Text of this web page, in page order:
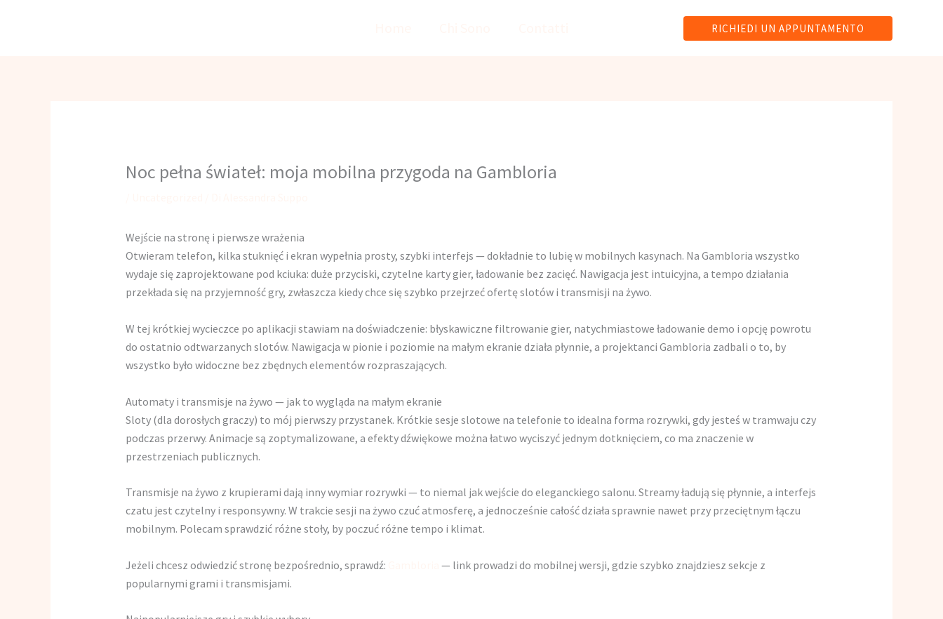
RICHIEDI UN APPUNTAMENTO
Noc pełna świateł: moja mobilna przygoda na Gambloria
Wejście na stronę i pierwsze wrażenia
Otwieram telefon, kilka stuknięć i ekran wypełnia prosty, szybki interfejs — dokładnie to lubię w mobilnych kasynach. Na Gambloria wszystko
wydaje się zaprojektowane pod kciuka: duże przyciski, czytelne karty gier, ładowanie bez zacięć. Nawigacja jest intuicyjna, a tempo działania
przekłada się na przyjemność gry, zwłaszcza kiedy chce się szybko przejrzeć ofertę slotów i transmisji na żywo.
W tej krótkiej wycieczce po aplikacji stawiam na doświadczenie: błyskawiczne filtrowanie gier, natychmiastowe ładowanie demo i opcję powrotu
do ostatnio odtwarzanych slotów. Nawigacja w pionie i poziomie na małym ekranie działa płynnie, a projektanci Gambloria zadbali o to, by
wszystko było widoczne bez zbędnych elementów rozpraszających.
Automaty i transmisje na żywo — jak to wygląda na małym ekranie
Sloty (dla dorosłych graczy) to mój pierwszy przystanek. Krótkie sesje slotowe na telefonie to idealna forma rozrywki, gdy jesteś w tramwaju czy
podczas przerwy. Animacje są zoptymalizowane, a efekty dźwiękowe można łatwo wyciszyć jednym dotknięciem, co ma znaczenie w
przestrzeniach publicznych.
Transmisje na żywo z krupierami dają inny wymiar rozrywki — to niemal jak wejście do eleganckiego salonu. Streamy ładują się płynnie, a interfejs
czatu jest czytelny i responsywny. W trakcie sesji na żywo czuć atmosferę, a jednocześnie całość działa sprawnie nawet przy przeciętnym łączu
mobilnym. Polecam sprawdzić różne stoły, by poczuć różne tempo i klimat.
Jeżeli chcesz odwiedzić stronę bezpośrednio, sprawdź:
— link prowadzi do mobilnej wersji, gdzie szybko znajdziesz sekcje z
popularnymi grami i transmisjami.